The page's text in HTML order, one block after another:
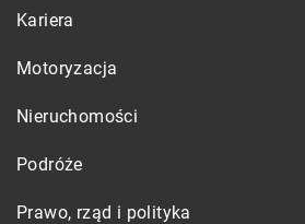
Kariera
Motoryzacja
Nieruchomości
Podróże
Prawo, rząd i polityka